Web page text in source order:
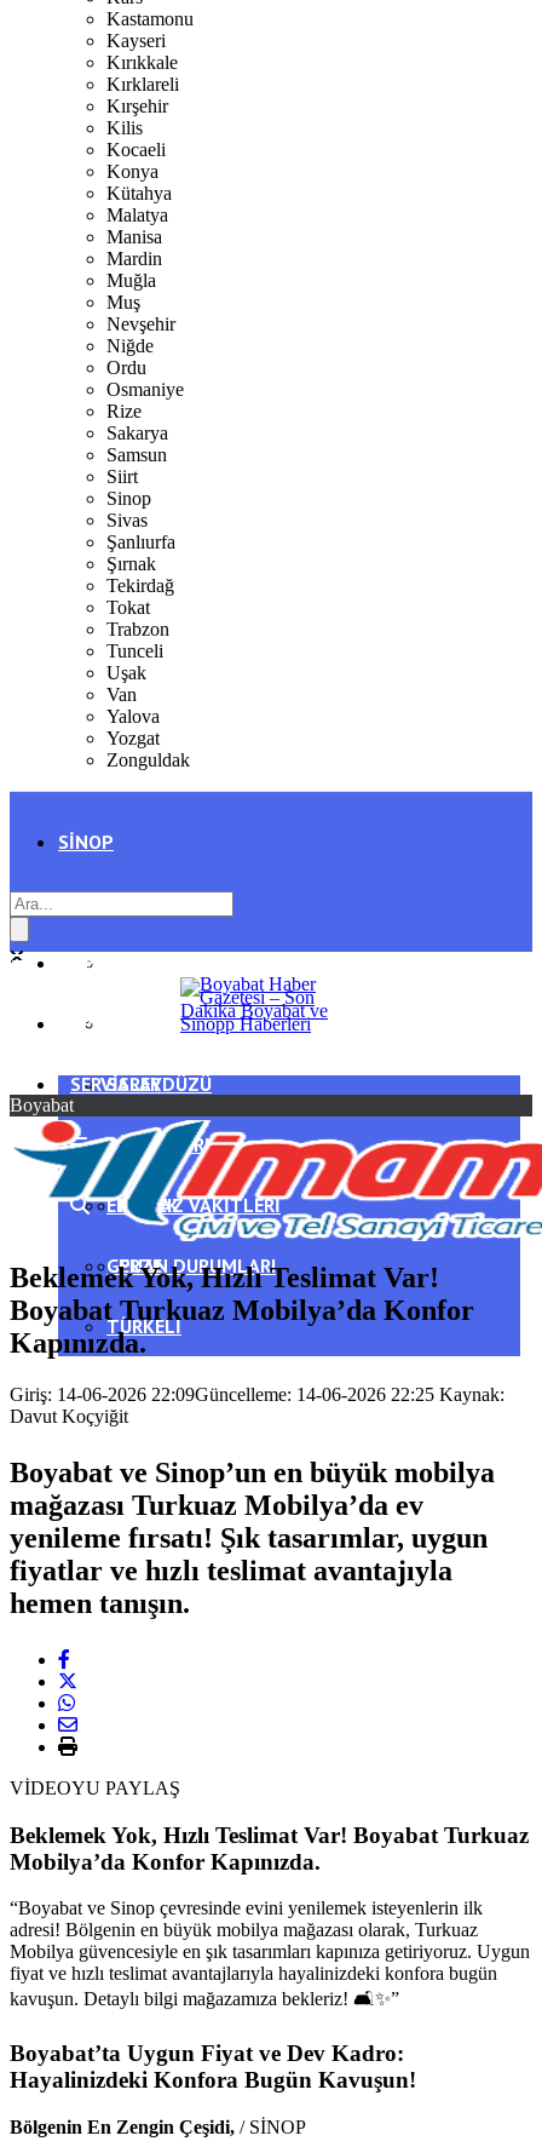
Kastamonu
Kayseri
Kırıkkale
Kırklareli
Kırşehir
Kilis
Kocaeli
Konya
Kütahya
Malatya
Manisa
Mardin
Muğla
Muş
Nevşehir
Niğde
Ordu
Osmaniye
Rize
Sakarya
Samsun
Siirt
Sinop
Sivas
Şanlıurfa
Şırnak
Tekirdağ
Tokat
Trabzon
Tunceli
Uşak
Van
Yalova
Yozgat
Zonguldak
SINOP
AYANCIK
SARAYDÜZÜ
DIKMEN
ERFELEK
GERZE
TÜRKELI
GENEL
SPOR
SERVISLER
HAVA DURUMU
NAMAZ VAKITLERI
PUAN DURUMLARI
Boyabat
Beklemek Yok, Hızlı Teslimat Var!
Boyabat Turkuaz Mobilya’da Konfor
Kapınızda.
Giriş: 14-06-2026 22:09Güncelleme: 14-06-2026 22:25 Kaynak:
Davut Koçyiğit
Boyabat ve Sinop’un en büyük mobilya
mağazası Turkuaz Mobilya’da ev
yenileme fırsatı! Şık tasarımlar, uygun
fiyatlar ve hızlı teslimat avantajıyla
hemen tanışın.
VİDEOYU PAYLAŞ
Beklemek Yok, Hızlı Teslimat Var! Boyabat Turkuaz
Mobilya’da Konfor Kapınızda.
“Boyabat ve Sinop çevresinde evini yenilemek isteyenlerin ilk
adresi! Bölgenin en büyük mobilya mağazası olarak, Turkuaz
Mobilya güvencesiyle en şık tasarımları kapınıza getiriyoruz. Uygun
fiyat ve hızlı teslimat avantajlarıyla hayalinizdeki konfora bugün
kavuşun. Detaylı bilgi mağazamıza bekleriz! 🛋️✨”
Boyabat’ta Uygun Fiyat ve Dev Kadro:
Hayalinizdeki Konfora Bugün Kavuşun!
Bölgenin En Zengin Çeşidi, / SİNOP